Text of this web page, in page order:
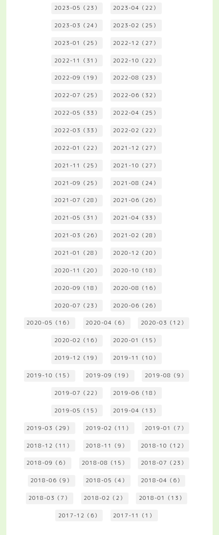
2023-05（23） 2023-04（22）
2023-03（24） 2023-02（25）
2023-01（25） 2022-12（27）
2022-11（31） 2022-10（22）
2022-09（19） 2022-08（23）
2022-07（25） 2022-06（32）
2022-05（33） 2022-04（25）
2022-03（33） 2022-02（22）
2022-01（22） 2021-12（27）
2021-11（25） 2021-10（27）
2021-09（25） 2021-08（24）
2021-07（28） 2021-06（26）
2021-05（31） 2021-04（33）
2021-03（26） 2021-02（28）
2021-01（28） 2020-12（20）
2020-11（20） 2020-10（18）
2020-09（18） 2020-08（16）
2020-07（23） 2020-06（26）
2020-05（16） 2020-04（6） 2020-03（12）
2020-02（16） 2020-01（15）
2019-12（19） 2019-11（10）
2019-10（15） 2019-09（19） 2019-08（9）
2019-07（22） 2019-06（18）
2019-05（15） 2019-04（13）
2019-03（29） 2019-02（11） 2019-01（7）
2018-12（11） 2018-11（9） 2018-10（12）
2018-09（6） 2018-08（15） 2018-07（23）
2018-06（9） 2018-05（4） 2018-04（6）
2018-03（7） 2018-02（2） 2018-01（13）
2017-12（6） 2017-11（1）